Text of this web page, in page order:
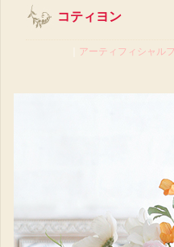
コティヨン
アーティフィシャル